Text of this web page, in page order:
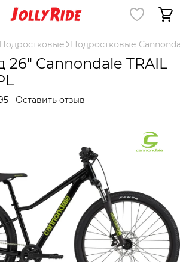
Подростковые Подростковые
26" Cannondale TRAIL
Оставить отзыв